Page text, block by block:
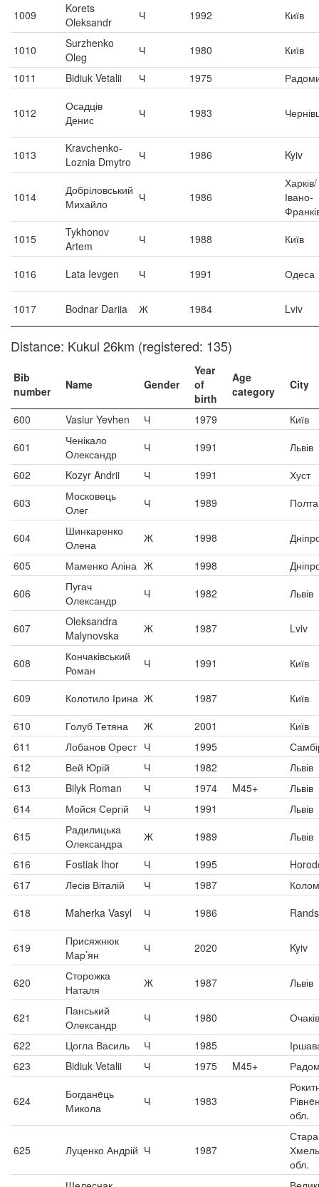
1009
Korets
Oleksandr
Ч 1992 Київ
1010
Surzhenko
Oleg
Ч 1980
Київ
1011
Bidiuk Vetalii Ч 1975
1012
Осадців
Денис
Ч 1983
1013
Kravchenko-
Loznia Dmytro
Ч 1986 Kyiv
1014
Добріловський
Михайло
Ч 1986
Харків/
Івано-
1015
Tykhonov
Artem
Ч 1988 Київ
1016 Lata Ievgen Ч 1991 Одеса
1017 Bodnar Dariia Ж 1984 Lviv
Distance: Kukul 26km (registered: 135)
Bib
number
Name Gender
Year
of
birth
Age
category
City
600 Vasiur Yevhen Ч 1979
Київ
601
Ченікало
Олександр
Ч 1991
Львів
602
Kozyr Andrii Ч 1991
Хуст
603
Московець
Олег
Ч 1989
604
Шинкаренко
Олена
Ж 1998
605
Маменко Аліна Ж 1998
606
Пугач
Олександр
Ч 1982 Львів
607
Oleksandra
Malynovska
Ж 1987 Lviv
608
Кончаківський
Роман
Ч 1991 Київ
609 Колотило Ірина Ж 1987
Київ
610
Голуб Тетяна Ж 2001
Київ
611
Лобанов Орест Ч 1995
612
Вей Юрій Ч 1982
Львів
613
Bilyk Roman Ч 1974 M45+
Львів
614
Мойся Сергій Ч 1991
Львів
615
Радилицька
Олександра
Ж 1989
Львів
616
Fostiak Ihor Ч 1995
617
Лесів Віталій Ч 1987
618
Maherka Vasyl Ч 1986
619
Присяжнюк
Мар’ян
Ч 2020 Kyiv
620
Сторожка
Наталя
Ж 1987 Львів
621
Панський
Олександр
Ч 1980
Очаків
622
Цогла Василь Ч 1985
623
Bidiuk Vetalii Ч 1975 M45+
624
Богданeць
Микола
Ч 1983
обл.
625 Луценко Андрій Ч 1987
обл.